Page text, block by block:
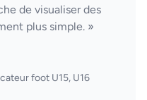
de visualiser des
plus simple. »
foot U15, U16